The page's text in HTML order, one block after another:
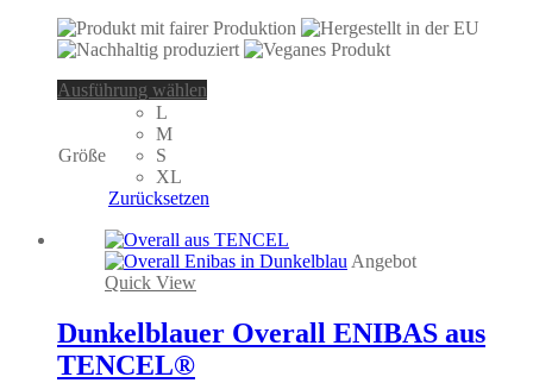
Ausführung wählen
auf.
Optionen
können
Produktseite
gewählt
Größe
L
M
S
XL
Zurücksetzen
Angebot
Quick View
Dunkelblauer Overall ENIBAS aus
TENCEL®